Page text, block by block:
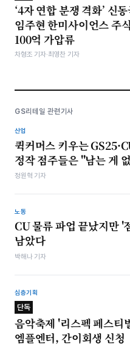
‘4자 연합 분쟁 격화’ 신
임주현 한미사이언스 주식
100억 가압류
차형조 기자·최영찬 기자
GS리테일 관련기사
산업
퀵커머스 키우는
정작 점주들은 "남는 게
정원혁 기자
노동
CU 물류 파업 끝났지만 '
남았다
박해나 기자
심층기획
단독
음악축제 '리스펙 페스티
엠플엔터, 간이회생 신청